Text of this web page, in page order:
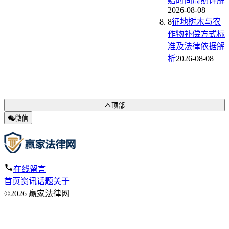
2026-08-08
8征地树木与农
作物补偿方式标
准及法律依据解
析2026-08-08
顶部
微信
在线留言
首页资讯话题关于
©2026 赢家法律网